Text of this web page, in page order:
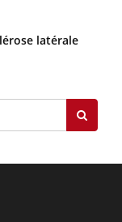
latérale